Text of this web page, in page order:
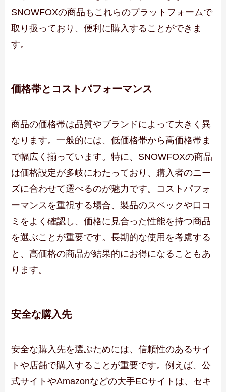
SNOWFOXの商品もこれらのプラットフォームで
取り扱っており、便利に購入することができま
す。
価格帯とコストパフォーマンス
商品の価格帯は品質やブランドによって大きく異
なります。一般的には、低価格帯から高価格帯ま
で幅広く揃っています。特に、SNOWFOXの商品
は価格設定が多岐にわたっており、購入者のニー
ズに合わせて選べるのが魅力です。コストパフォ
ーマンスを重視する場合、製品のスペックや口コ
ミをよく確認し、価格に見合った性能を持つ商品
を選ぶことが重要です。長期的な使用を考慮する
と、高価格の商品が結果的にお得になることもあ
ります。
安全な購入先
安全な購入先を選ぶためには、信頼性のあるサイ
トや店舗で購入することが重要です。例えば、公
式サイトやAmazonなどの大手ECサイトは、セキ